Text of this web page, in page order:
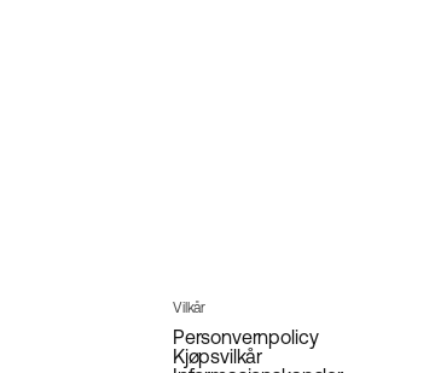
Vilkår
Personvernpolicy
Kjøpsvilkår